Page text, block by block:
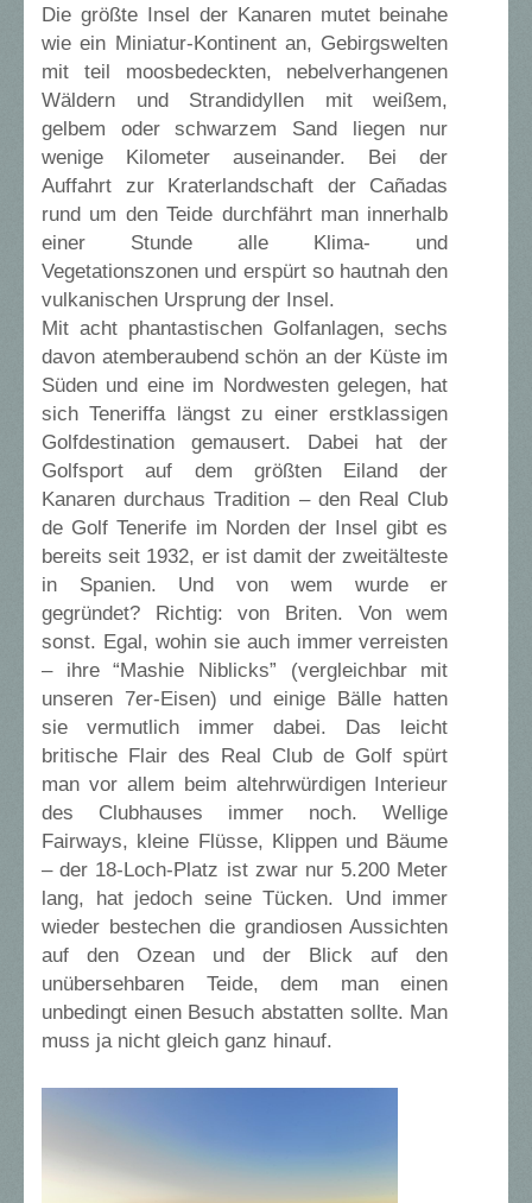
Die größte Insel der Kanaren mutet beinahe
wie ein Miniatur-Kontinent an, Gebirgswelten
mit teil moosbedeckten, nebelverhangenen
Wäldern und Strandidyllen mit weißem,
gelbem oder schwarzem Sand liegen nur
wenige Kilometer auseinander. Bei der
Auffahrt zur Kraterlandschaft der Cañadas
rund um den Teide durchfährt man innerhalb
einer Stunde alle Klima- und
Vegetationszonen und erspürt so hautnah den
vulkanischen Ursprung der Insel.
Mit acht phantastischen Golfanlagen, sechs
davon atemberaubend schön an der Küste im
Süden und eine im Nordwesten gelegen, hat
sich Teneriffa längst zu einer erstklassigen
Golfdestination gemausert. Dabei hat der
Golfsport auf dem größten Eiland der
Kanaren durchaus Tradition – den Real Club
de Golf Tenerife im Norden der Insel gibt es
bereits seit 1932, er ist damit der zweitälteste
in Spanien. Und von wem wurde er
gegründet? Richtig: von Briten. Von wem
sonst. Egal, wohin sie auch immer verreisten
– ihre “Mashie Niblicks” (vergleichbar mit
unseren 7er-Eisen) und einige Bälle hatten
sie vermutlich immer dabei. Das leicht
britische Flair des Real Club de Golf spürt
man vor allem beim altehrwürdigen Interieur
des Clubhauses immer noch. Wellige
Fairways, kleine Flüsse, Klippen und Bäume
– der 18-Loch-Platz ist zwar nur 5.200 Meter
lang, hat jedoch seine Tücken. Und immer
wieder bestechen die grandiosen Aussichten
auf den Ozean und der Blick auf den
unübersehbaren Teide, dem man einen
unbedingt einen Besuch abstatten sollte. Man
muss ja nicht gleich ganz hinauf.